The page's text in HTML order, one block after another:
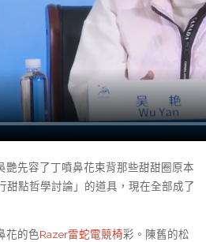
艷先容了丁噴鼻花束背那些甜甜圈原本
甜點哲學討論」的道具，現在全部成了
花的色Razer雷蛇電競椅彩。陳舊的松